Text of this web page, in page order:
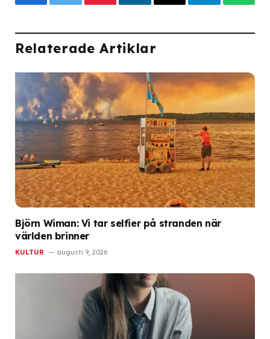
FacebookTwitterPinterestLinkedInEmail Telegram
Relaterade Artiklar
Björn Wiman: Vi tar selfier på stranden när
världen brinner
KULTUR augusti 9, 2026